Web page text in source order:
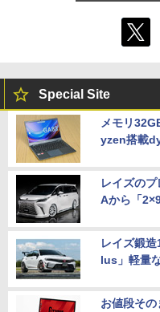
Special Site
メモリ
yzen搭載
レイズの
Aから「
レイズ鍛
lus」軽量
お値段そ